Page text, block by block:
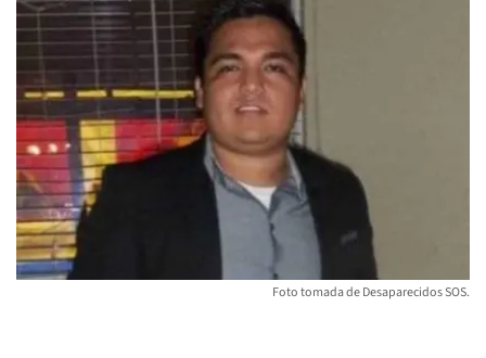
Foto tomada de Desaparecidos SOS.